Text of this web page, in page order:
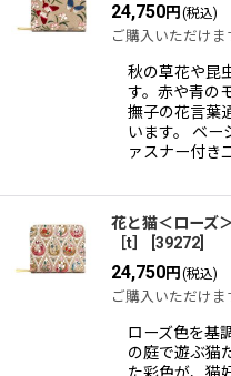
24,750円 (税込)
ご購入いただけま
秋の草花や昆
す。赤や青の
撫子の花言葉
います。 ベー
ァスナー付き
花と猫＜ローズ
［t］
39272
24,750円 (税込)
ご購入いただけま
ローズ色を基
の庭で遊ぶ猫